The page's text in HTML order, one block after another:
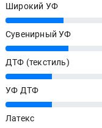
Широкий УФ
25%
Сувенирный УФ
27%
ДТФ (текстиль)
20%
УФ ДТФ
20%
Латекс